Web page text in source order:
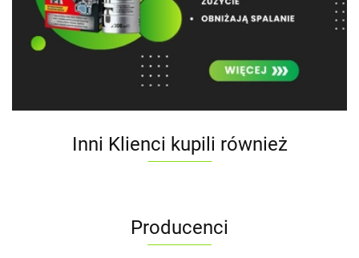
Inni Klienci kupili również
Producenci